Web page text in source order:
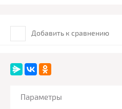
Добавить к сравнению
Параметры